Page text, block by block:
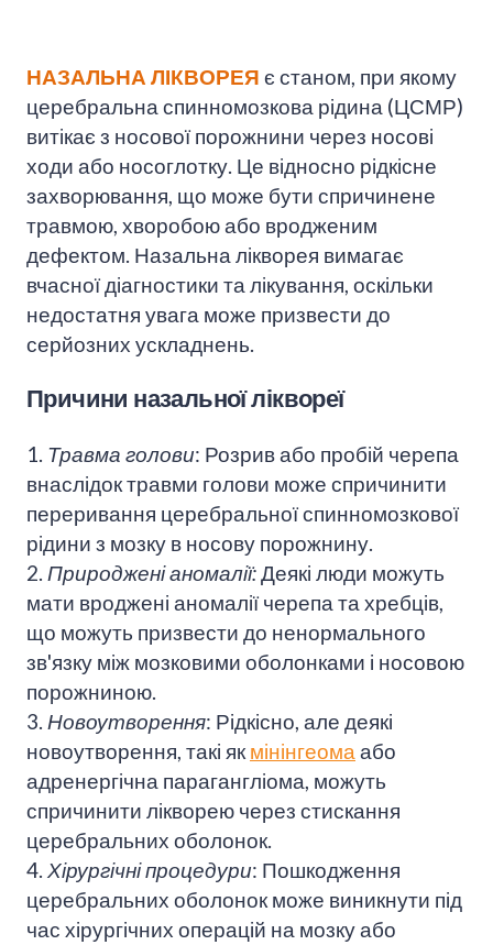
НАЗАЛЬНА ЛІКВОРЕЯ є станом, при якому
церебральна спинномозкова рідина (ЦСМР)
витікає з носової порожнини через носові
ходи або носоглотку. Це відносно рідкісне
захворювання, що може бути спричинене
травмою, хворобою або вродженим
дефектом. Назальна лікворея вимагає
вчасної діагностики та лікування, оскільки
недостатня увага може призвести до
серйозних ускладнень.
Причини назальної ліквореї
1. Травма голови: Розрив або пробій черепа
внаслідок травми голови може спричинити
переривання церебральної спинномозкової
рідини з мозку в носову порожнину.
2. Природжені аномалії:Деякі люди можуть
мати вроджені аномалії черепа та хребців,
що можуть призвести до ненормального
зв'язку між мозковими оболонками і носовою
порожниною.
3. Новоутворення: Рідкісно, але деякі
новоутворення, такі як мінінгеома або
адренергічна парагангліома, можуть
спричинити лікворею через стискання
церебральних оболонок.
4. Хірургічні процедури: Пошкодження
церебральних оболонок може виникнути під
час хірургічних операцій на мозку або